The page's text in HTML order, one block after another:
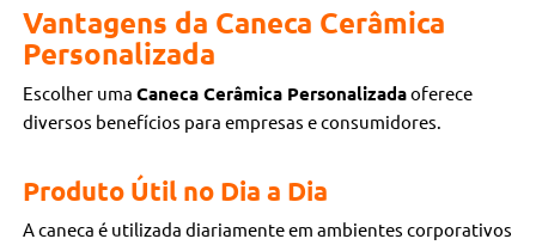
Vantagens da Caneca Cerâmica
Personalizada
Escolher umaCaneca Cerâmica Personalizadaoferece
diversos benefícios para empresas e consumidores.
Produto Útil no Dia a Dia
A caneca é utilizada diariamente em ambientes corporativos